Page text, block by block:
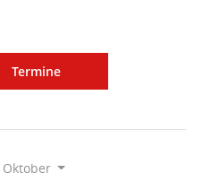
Termine
Oktober